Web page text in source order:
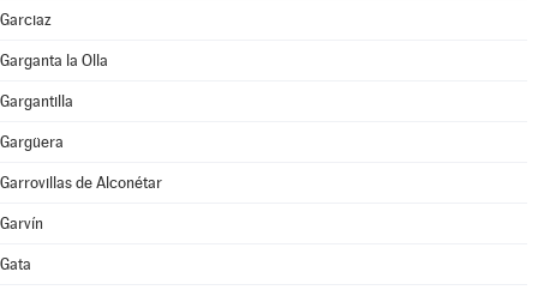
Garciaz
Garganta la Olla
Gargantilla
Gargüera
Garrovillas de Alconétar
Garvín
Gata